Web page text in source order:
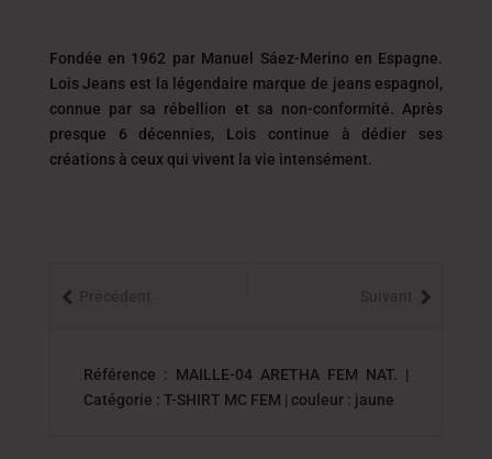
Fondée en 1962 par Manuel Sáez-Merino en Espagne.
Lois Jeans est la légendaire marque de jeans espagnol,
connue par sa rébellion et sa non-conformité. Après
presque 6 décennies, Lois continue à dédier ses
créations à ceux qui vivent la vie intensément.
Référence : MAILLE-04 ARETHA FEM NAT. |
Catégorie : T-SHIRT MC FEM | couleur : jaune